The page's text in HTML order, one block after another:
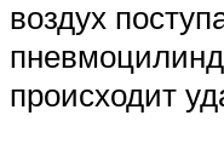
воздух
происходит